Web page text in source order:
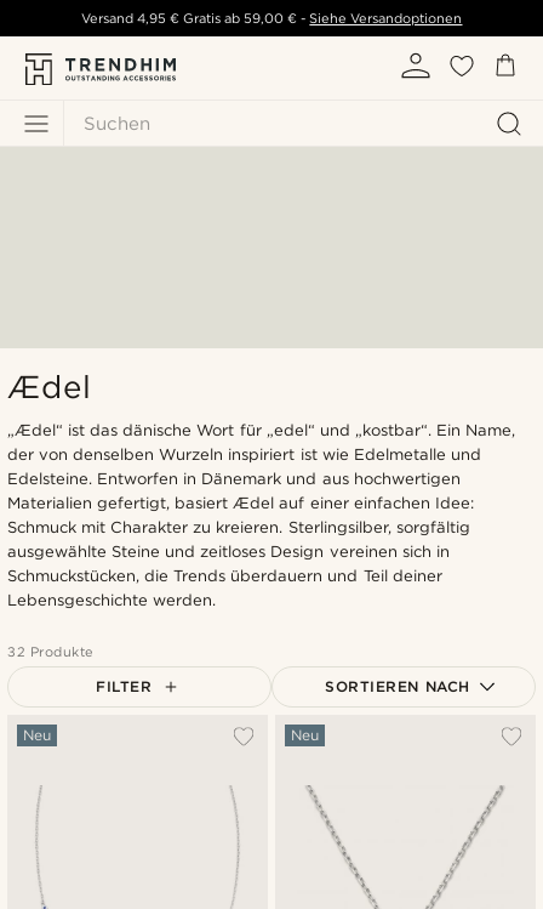
Suchen
Versand 4,95 € Gratis ab 59,00 € - Siehe Versandoptionen
Ædel
„Ædel“ ist das dänische Wort für „edel“ und „kostbar“. Ein Name,
der von denselben Wurzeln inspiriert ist wie Edelmetalle und
Edelsteine. Entworfen in Dänemark und aus hochwertigen
Materialien gefertigt, basiert Ædel auf einer einfachen Idee:
Schmuck mit Charakter zu kreieren. Sterlingsilber, sorgfältig
ausgewählte Steine und zeitloses Design vereinen sich in
Schmuckstücken, die Trends überdauern und Teil deiner
Lebensgeschichte werden.
32 Produkte
FILTER SORTIEREN NACH
Am Beliebtesten
Niedrigster Preis
Höchster Preis
Neu Neu